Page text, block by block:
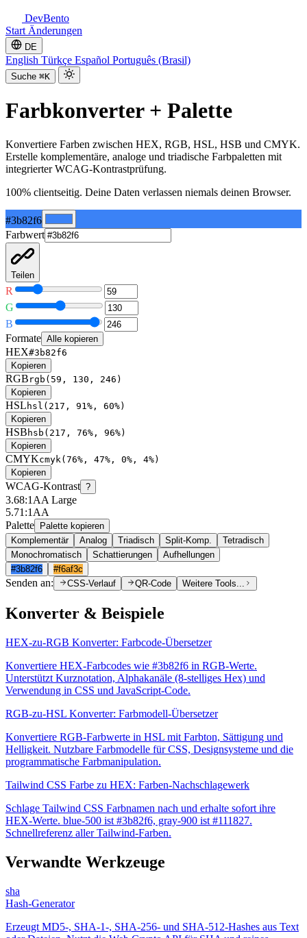
DevBento
Start Änderungen
DE
English Türkçe Español Português (Brasil)
Suche ⌘K
Farbkonverter + Palette
Konvertiere Farben zwischen HEX, RGB, HSL, HSB und CMYK.
Erstelle komplementäre, analoge und triadische Farbpaletten mit
integrierter WCAG-Kontrastprüfung.
100% clientseitig. Deine Daten verlassen niemals deinen Browser.
#3b82f6
Farbwert
Teilen
R
G
B
Formate Alle kopieren
HEX#3b82f6
Kopieren
RGB rgb(59, 130, 246)
Kopieren
HSL hsl(217, 91%, 60%)
Kopieren
HSB hsb(217, 76%, 96%)
Kopieren
CMYKcmyk(76%, 47%, 0%, 4%)
Kopieren
WCAG-Kontrast ?
3.68:1 AA Large
5.71 :1 AA
Palette
Palette kopieren
Komplementär
Analog Triadisch Split-Komp.
Tetradisch
Monochromatisch
Schattierungen
Aufhellungen
#3b82f6
#f6af3c
Senden an: CSS-Verlauf QR-Code Weitere Tools...
Konverter & Beispiele
HEX-zu-RGB Konverter: Farbcode-Übersetzer
Konvertiere HEX-Farbcodes wie #3b82f6 in RGB-Werte.
Unterstützt Kurznotation, Alphakanäle (8-stelliges Hex) und
Verwendung in CSS und JavaScript-Code.
RGB-zu-HSL Konverter: Farbmodell-Übersetzer
Konvertiere RGB-Farbwerte in HSL mit Farbton, Sättigung und
Helligkeit. Nutzbare Farbmodelle für CSS, Designsysteme und die
programmatische Farbmanipulation.
Tailwind CSS Farbe zu HEX: Farben-Nachschlagewerk
Schlage Tailwind CSS Farbnamen nach und erhalte sofort ihre
HEX-Werte. blue-500 ist #3b82f6, gray-900 ist #111827.
Schnellreferenz aller Tailwind-Farben.
Verwandte Werkzeuge
sha
Hash-Generator
Erzeugt MD5-, SHA-1-, SHA-256- und SHA-512-Hashes aus Text